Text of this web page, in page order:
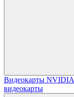
Видеокарты NVIDIA
видеокарты